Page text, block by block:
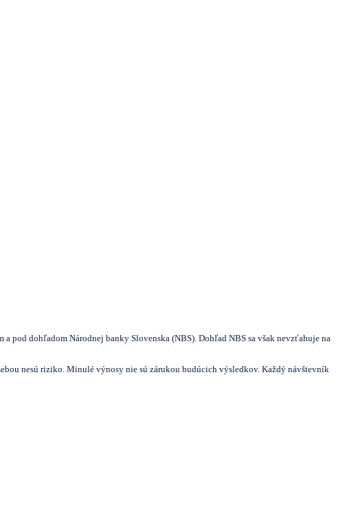
dohľadom Národnej banky Slovenska (NBS). Dohľad NBS sa však nevzťahuje na
nesú riziko. Minulé výnosy nie sú zárukou budúcich výsledkov. Každý návštevník